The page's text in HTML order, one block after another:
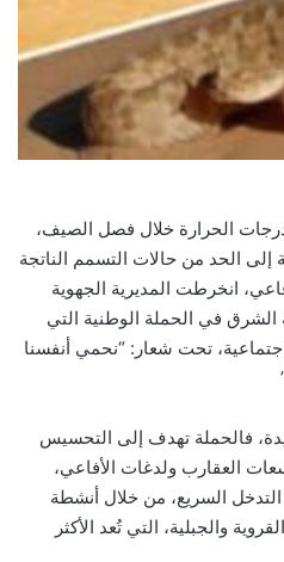
درجات الحرارة خلال فصل الصيف،
إلى الحد من حالات التسمم الناتجة
انخرطت المديرية الجهوية
الشرق في الحملة الوطنية التي
تحت شعار: “نحمي أنفسنا
فالحملة تهدف إلى التحسيس
العقارب ولدغات الأفاعي،
السريع، من خلال أنشطة
والجبلية، التي تُعد الأكثر